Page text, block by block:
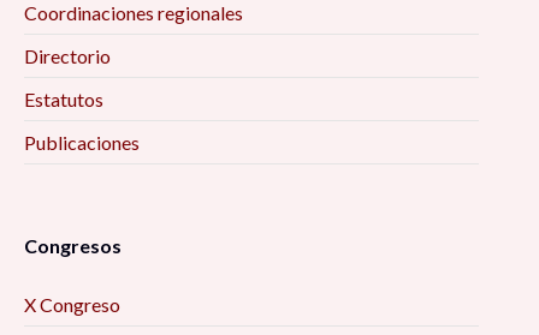
Coordinaciones regionales
Directorio
Estatutos
Publicaciones
Congresos
X Congreso